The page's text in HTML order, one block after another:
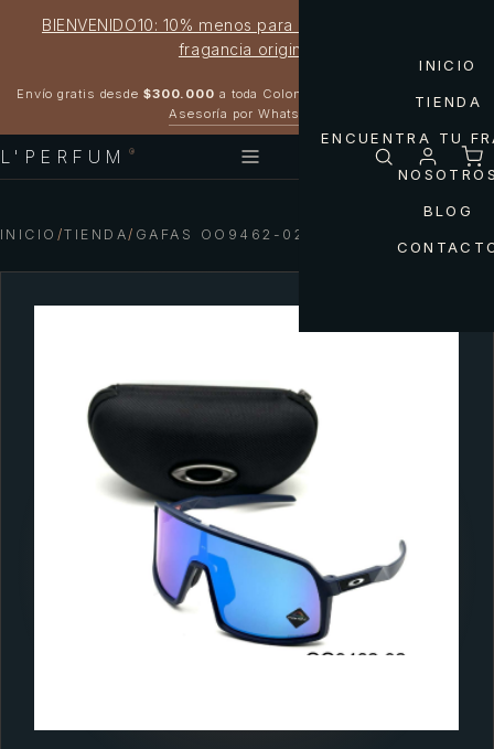
BIENVENIDO10: 10% menos para estrenar tu próxima
fragancia original
Envío gratis desde $300.000 a toda Colombia
Asesoría por WhatsApp
L'PERFUM ®
INICIO
TIENDA
ENCUENTRA TU
BLOG
INICIO /TIENDA/ GAFAS OO9462-02 SUTRO S OAKLEY